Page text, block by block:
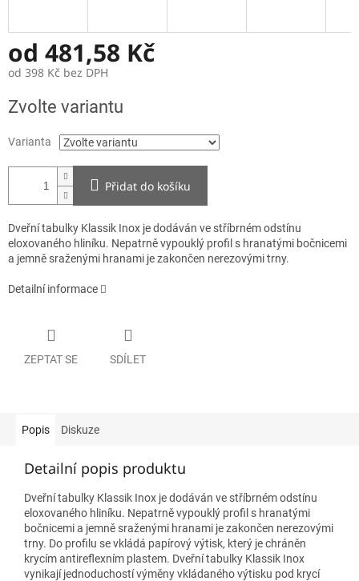
od 481,58 Kč
od 398 Kč bez DPH
cena:
Zvolte variantu
Varianta
Přidat do košíku
Dveřní tabulky Klassik Inox jedodáván ve stříbrném odstínu
eloxovaného hliníku. Nepatrně vypouklý profil s hranatými bočnicemi
a jemně sraženými hranami je zakončen nerezovými trny.
Detailní informace
ZEPTAT SE SDÍLET
Popis Diskuze
Detailní popis produktu
Dveřní tabulky Klassik Inox jedodáván ve stříbrném odstínu
eloxovaného hliníku. Nepatrně vypouklý profil s hranatými
bočnicemi a jemně sraženými hranami je zakončen nerezovými
trny. Do profilu se vkládá papírový výtisk, který je chráněn
krycím antireflexním plastem. Dveřní tabulky Klassik Inox
vynikají jednoduchostí výměny vkládaného výtisku pod krycí